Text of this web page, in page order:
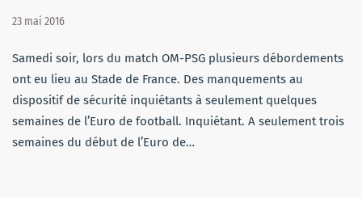
23 mai 2016
Samedi soir, lors du match OM-PSG plusieurs débordements
ont eu lieu au Stade de France. Des manquements au
dispositif de sécurité inquiétants à seulement quelques
semaines de l’Euro de football. Inquiétant. A seulement trois
semaines du début de l’Euro de…